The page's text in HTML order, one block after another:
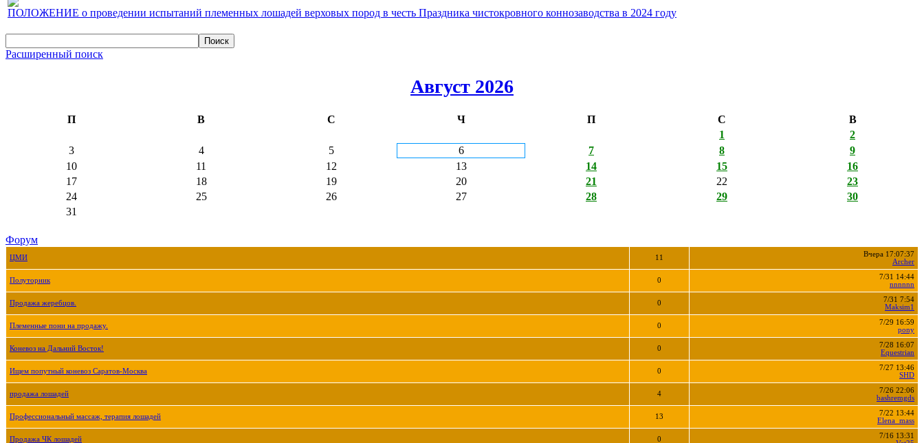
ПОЛОЖЕНИЕ о проведении испытаний племенных лошадей верховых пород в честь Праздника чистокровного коннозаводства в 2024 году
Расширенный поиск
Август 2026
П В С Ч П С
В
1
2
3
4 5 6 7 8
9
10
11 12 13 14 15
16
17
18 19 20 21 22
23
24
25 26 27 28 29
30
31
Форум
ЦМИ 11
Вчера 17:07:37
Archer
Полуторник 0
7/31 14:44
nnnnnn
Продажа жеребцов. 0
7/31 7:54
Maksim1
Племенные пони на продажу. 0
7/29 16:59
pony
Коневоз на Дальний Восток! 0
7/28 16:07
Equestrian
Ищем попутный коневоз Саратов-Москва 0
7/27 13:46
SHD
продажа лошадей 4
7/26 22:06
bashremgds
Профессиональный массаж, терапия лошадей 13
7/22 13:44
Elena_mass
Продажа ЧК лошадей 0
7/16 13:31